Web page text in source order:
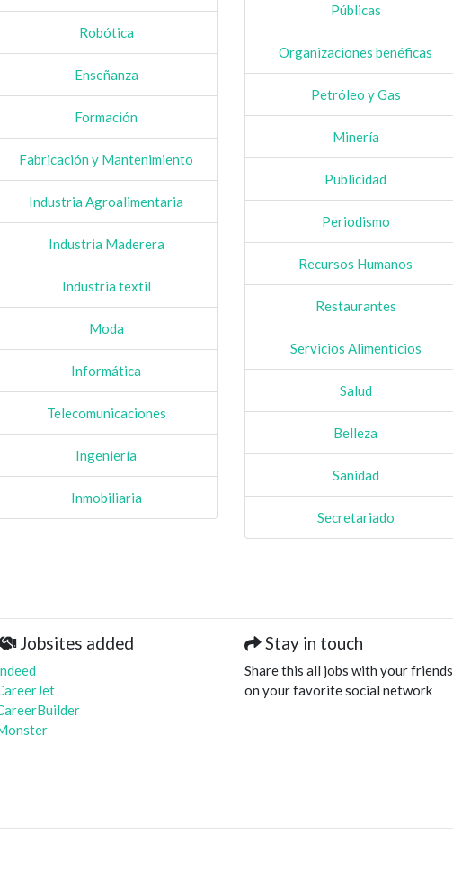
Robótica
Enseñanza
Formación
Fabricación y Mantenimiento
Industria Agroalimentaria
Industria Maderera
Industria textil
Moda
Informática
Telecomunicaciones
Ingeniería
Inmobiliaria
Públicas
Organizaciones benéficas
Petróleo y Gas
Minería
Publicidad
Periodismo
Recursos Humanos
Restaurantes
Servicios Alimenticios
Salud
Belleza
Sanidad
Secretariado
Jobsites added Stay in touch
Share this all jobs with your friends
on your favorite social network